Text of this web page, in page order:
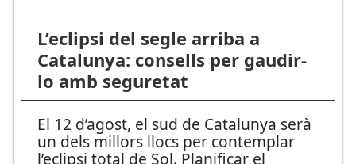
L’eclipsi del segle arriba a
Catalunya: consells per gaudir-
lo amb seguretat
El 12 d’agost, el sud de Catalunya serà
un dels millors llocs per contemplar
l’eclipsi total de Sol. Planificar el